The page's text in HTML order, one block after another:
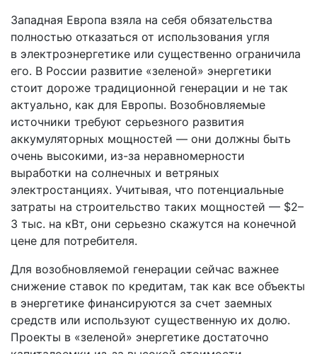
Западная Европа взяла на себя обязательства
полностью отказаться от использования угля
в электроэнергетике или существенно ограничила
его. В России развитие «зеленой» энергетики
стоит дороже традиционной генерации и не так
актуально, как для Европы. Возобновляемые
источники требуют серьезного развития
аккумуляторных мощностей — они должны быть
очень высокими, из-за неравномерности
выработки на солнечных и ветряных
электростанциях. Учитывая, что потенциальные
затраты на строительство таких мощностей — $2–
3 тыс. на кВт, они серьезно скажутся на конечной
цене для потребителя.
Для возобновляемой генерации сейчас важнее
снижение ставок по кредитам, так как все объекты
в энергетике финансируются за счет заемных
средств или используют существенную их долю.
Проекты в «зеленой» энергетике достаточно